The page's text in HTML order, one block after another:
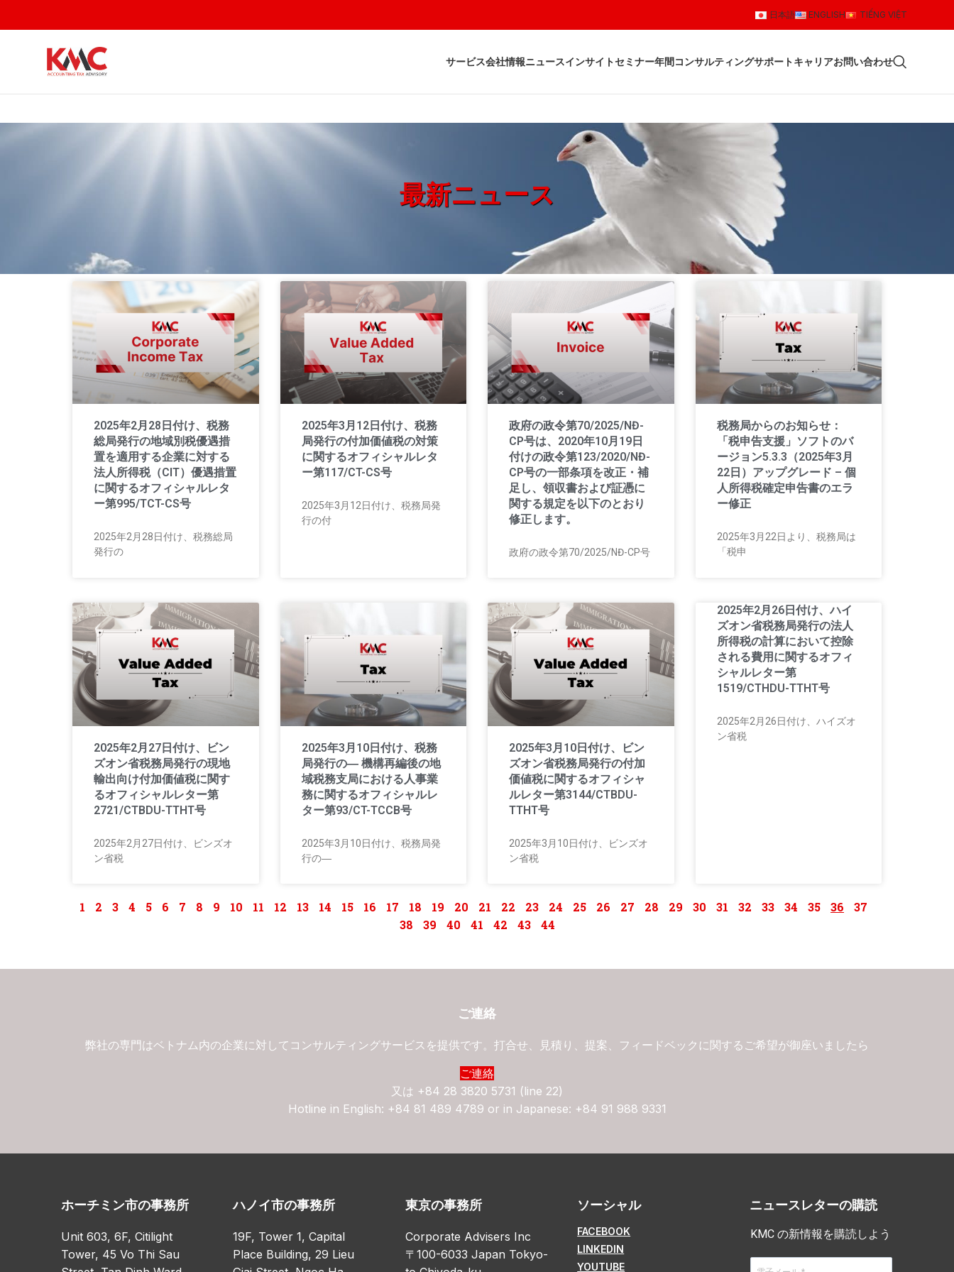
日本語 ENGLISH TIẾNG VIỆT
サービス会社情報ニュースインサイトセミナー年間コンサルティングサポートキャリアお問い合わせ
最新ニュース
2025年2月28日付け、税務
総局発行の地域別税優遇措
置を適用する企業に対する
法人所得税（CIT）優遇措置
に関するオフィシャルレタ
ー第995/TCT-CS号
2025年2月28日付け、税務総局
発行の
2025年3月12日付け、税務
局発行の付加価値税の対策
に関するオフィシャルレタ
ー第117/CT-CS号
2025年3月12日付け、税務局発
行の付
政府の政令第70/2025/NĐ-
CP号は、2020年10月19日
付けの政令第123/2020/NĐ-
CP号の一部条項を改正・補
足し、領収書および証憑に
関する規定を以下のとおり
修正します。
政府の政令第70/2025/NĐ-CP号
税務局からのお知らせ：
「税申告支援」ソフトのバ
ージョン5.3.3（2025年3月
22日）アップグレード – 個
人所得税確定申告書のエラ
ー修正
2025年3月22日より、税務局は
「税申
2025年2月27日付け、ビン
ズオン省税務局発行の現地
輸出向け付加価値税に関す
るオフィシャルレター第
2721/CTBDU-TTHT号
2025年2月27日付け、ビンズオ
ン省税
2025年3月10日付け、税務
局発行の― 機構再編後の地
域税務支局における人事業
務に関するオフィシャルレ
ター第93/CT-TCCB号
2025年3月10日付け、税務局発
行の―
2025年3月10日付け、ビン
ズオン省税務局発行の付加
価値税に関するオフィシャ
ルレター第3144/CTBDU-
TTHT号
2025年3月10日付け、ビンズオ
ン省税
2025年2月26日付け、ハイ
ズオン省税務局発行の法人
所得税の計算において控除
される費用に関するオフィ
シャルレター第
1519/CTHDU-TTHT号
2025年2月26日付け、ハイズオ
ン省税
1 2 3 4 5 6 7 8 9 10 11 12 13 14 15 16 17 18 19 20 21 22 23 24 25 26 27 28 29 30 31 32 33 34 35 36
37
38
39 40 41 42 43 44
ご連絡
弊社の専門はベトナム内の企業に対してコンサルティングサービスを提供です。打合せ、見積り、提案、フィードベックに関するご希望が御座いましたら
ご連絡
又は +84 28 3820 5731 (line 22)
Hotline in English: +84 81 489 4789 or in Japanese: +84 91 988 9331
ホーチミン市の事務所
Unit 603, 6F, Citilight
Tower, 45 Vo Thi Sau
ハノイ市の事務所
19F, Tower 1, Capital
Place Building, 29 Lieu
東京の事務所
Corporate Advisers Inc
〒100-6033 Japan Tokyo-
ソーシャル
FACEBOOK
LINKEDIN
YOUTUBE
ニュースレターの購読
KMC の新情報を購読しよう